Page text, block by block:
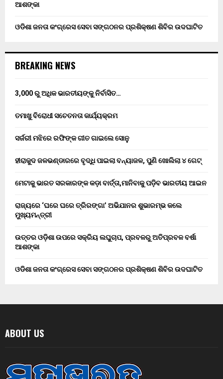
ଆଶଙ୍କା
ଓଡିଶା ଜନତା କଂଗ୍ରେସ ସେବା ସଙ୍ଗଠନର ପ୍ରଶିକ୍ଷଣ ଶିବିର ଉଦଘାଟିତ
BREAKING NEWS
3,000 ରୁ ଅଧିକ ଭାରତୀୟଙ୍କୁ ନିର୍ବାସିତ…
ତମାଖୁ ବିରୋଧୀ ସଚେତନତା କାର୍ଯ୍ୟକ୍ରମ
ସର୍ଜରୀ ମଝିରେ ରଫିଙ୍କ ଗୀତ ଗାଇଲେ ସୋନୁ
ହୀରାକୁଦ ଜଳଭଣ୍ଡାରରେ ବୃଦ୍ଧି ପାଇଲା ବନ୍ୟାଜଳ, ପୁଣି ଖୋଲିଲା ୪ ଗେଟ୍
ମେଟାକୁ ଭାରତ ସରକାରଙ୍କ କଡ଼ା ବାର୍ତ୍ତା,ମାନିବାକୁ ପଡ଼ିବ ଭାରତୀୟ ଆଇନ
ରାଜ୍ୟରେ ‘ଘରେ ଘରେ ତ୍ରିରଙ୍ଗା’ ଅଭିଯାନର ଶୁଭାରମ୍ଭ କଲେ
ମୁଖ୍ୟମନ୍ତ୍ରୀ
ଉତ୍ତର ଓଡ଼ିଶା ଉପରେ ସକ୍ରିୟ ଲଘୁଚାପ, ପ୍ରବଳରୁ ଅତିପ୍ରବଳ ବର୍ଷା
ଆଶଙ୍କା
ଓଡିଶା ଜନତା କଂଗ୍ରେସ ସେବା ସଙ୍ଗଠନର ପ୍ରଶିକ୍ଷଣ ଶିବିର ଉଦଘାଟିତ
ABOUT US